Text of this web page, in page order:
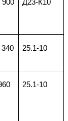
900 Д23-К10
340 25.1-10
25.1-10